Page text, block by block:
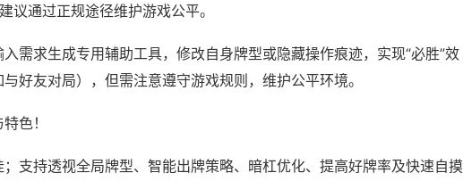
议通过正规途径维护游戏公平。
需求生成专用辅助工具，修改自身牌型或隐藏操作痕迹，实现“必胜”效
好友对局），但需注意遵守游戏规则，维护公平环境。
色！
支持透视全局牌型、智能出牌策略、暗杠优化、提高好牌率及快速自摸